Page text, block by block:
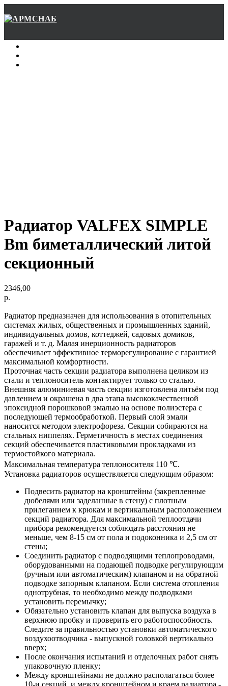
Радиатор VALFEX SIMPLE
Bm биметаллический литой
секционный
2346,00
р.
Радиатор предназначен для использования в отопительных
системах жилых, общественных и промышленных зданий,
индивидуальных домов, коттеджей, садовых домиков,
гаражей и т. д. Малая инерционность радиаторов
обеспечивает эффективное терморегулирование с гарантией
максимальной комфортности.
Проточная часть секции радиатора выполнена целиком из
стали и теплоноситель контактирует только со сталью.
Внешняя алюминиевая часть секции изготовлена литьём под
давлением и окрашена в два этапа высококачественной
эпоксидной порошковой эмалью на основе полиэстера с
последующей термообработкой. Первый слой эмали
наносится методом электрофореза. Секции собираются на
стальных ниппелях. Герметичность в местах соединения
секций обеспечивается пластиковыми прокладками из
термостойкого материала.
Максимальная температура теплоносителя 110 ℃.
Установка радиаторов осуществляется следующим образом:
Подвесить радиатор на кронштейны (закрепленные
дюбелями или заделанные в стену) с плотным
прилеганием к крюкам и вертикальным расположением
секций радиатора. Для максимальной теплоотдачи
прибора рекомендуется соблюдать расстояния не
меньше, чем 8-15 см от пола и подоконника и 2,5 см от
стены;
Соединить радиатор с подводящими теплопроводами,
оборудованными на подающей подводке регулирующим
(ручным или автоматическим) клапаном и на обратной
подводке запорным клапаном. Если система отопления
однотрубная, то необходимо между подводками
установить перемычку;
Обязательно установить клапан для выпуска воздуха в
верхнюю пробку и проверить его работоспособность.
Следите за правильностью установки автоматического
воздухоотводчика - выпускной головкой вертикально
вверх;
После окончания испытаний и отделочных работ снять
упаковочную пленку;
Между кронштейнами не должно располагаться более
10-и секций, и между кронштейном и краем радиатора -